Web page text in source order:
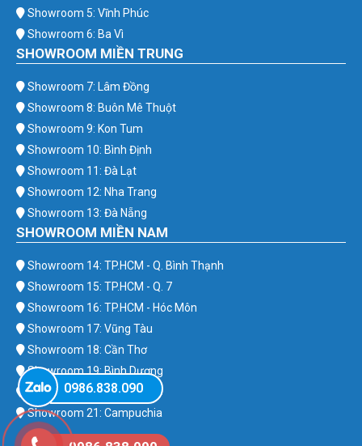
Showroom 5: Vĩnh Phúc
Showroom 6: Ba Vì
SHOWROOM MIỀN TRUNG
Showroom 7: Lâm Đồng
Showroom 8: Buôn Mê Thuột
Showroom 9: Kon Tum
Showroom 10: Bình Định
Showroom 11: Đà Lạt
Showroom 12: Nha Trang
Showroom 13: Đà Nẵng
SHOWROOM MIỀN NAM
Showroom 14: TP.HCM - Q. Bình Thạnh
Showroom 15: TP.HCM - Q. 7
Showroom 16: TP.HCM - Hóc Môn
Showroom 17: Vũng Tàu
Showroom 18: Cần Thơ
Showroom 19: Bình Dương
Showroom 20: Bình Phước
Showroom 21: Campuchia
0986.838.090